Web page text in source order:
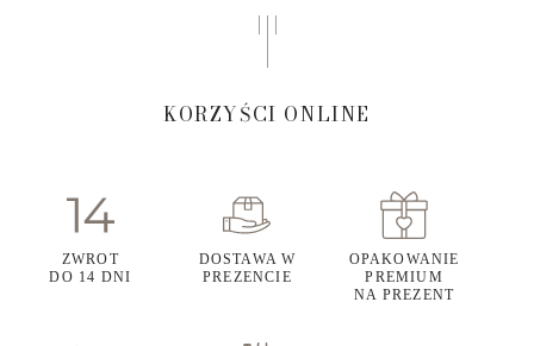
KORZYŚCI ONLINE
ZWROT
DO 14 DNI
DOSTAWA W
PREZENCIE
OPAKOWANIE
PREMIUM
NA PREZENT